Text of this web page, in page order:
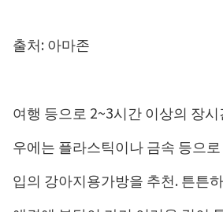
출처: 아마존
여행 등으로 2~3시간 이상의 장
우에는 플라스틱이나 금속 등으
입의 강아지용가방을 추천. 튼튼